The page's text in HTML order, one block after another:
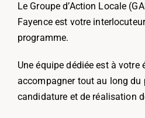
Le Groupe d’Action Locale
Fayence est votre
programme.
Une équipe dédiée est à votre
accompagner tout au long du
candidature et de réalisation